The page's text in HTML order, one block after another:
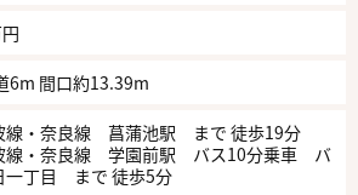
6m 間口約13.39m
線・奈良線 菖蒲池駅 まで 徒歩19分
線・奈良線 学園前駅 バス10分乗車 バ
一丁目 まで 徒歩5分